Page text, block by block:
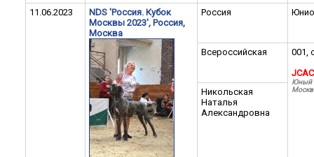
11.06.2023
NDS 'Россия. Кубок
Москвы 2023', Россия,
Москва
Россия
Всероссийская
001,
Юный
Никольская
Наталья
Александровна